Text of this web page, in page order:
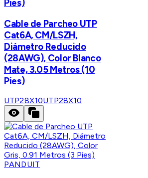
Pies)
Cable de Parcheo UTP
Cat6A, CM/LSZH,
Diámetro Reducido
(28AWG), Color Blanco
Mate, 3.05 Metros (10
Pies)
UTP28X10UTP28X10
PANDUIT